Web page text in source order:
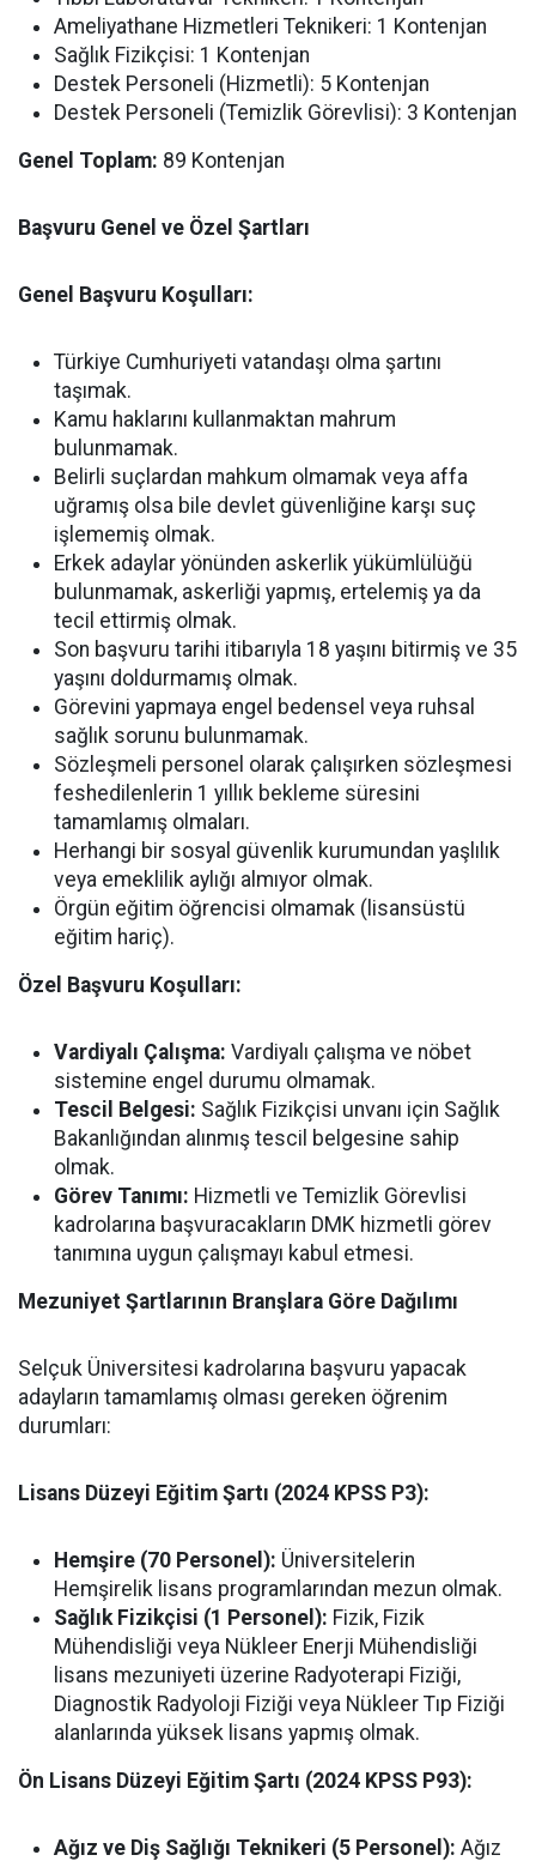
Ameliyathane Hizmetleri Teknikeri: 1 Kontenjan
Sağlık Fizikçisi: 1 Kontenjan
Destek Personeli (Hizmetli): 5 Kontenjan
Destek Personeli (Temizlik Görevlisi): 3 Kontenjan
Genel Toplam: 89 Kontenjan
Başvuru Genel ve Özel Şartları
Genel Başvuru Koşulları:
Türkiye Cumhuriyeti vatandaşı olma şartını
taşımak.
Kamu haklarını kullanmaktan mahrum
bulunmamak.
Belirli suçlardan mahkum olmamak veya affa
uğramış olsa bile devlet güvenliğine karşı suç
işlememiş olmak.
Erkek adaylar yönünden askerlik yükümlülüğü
bulunmamak, askerliği yapmış, ertelemiş ya da
tecil ettirmiş olmak.
Son başvuru tarihi itibarıyla 18 yaşını bitirmiş ve 35
yaşını doldurmamış olmak.
Görevini yapmaya engel bedensel veya ruhsal
sağlık sorunu bulunmamak.
Sözleşmeli personel olarak çalışırken sözleşmesi
feshedilenlerin 1 yıllık bekleme süresini
tamamlamış olmaları.
Herhangi bir sosyal güvenlik kurumundan yaşlılık
veya emeklilik aylığı almıyor olmak.
Örgün eğitim öğrencisi olmamak (lisansüstü
eğitim hariç).
Özel Başvuru Koşulları:
Vardiyalı Çalışma: Vardiyalı çalışma ve nöbet
sistemine engel durumu olmamak.
Tescil Belgesi: Sağlık Fizikçisi unvanı için Sağlık
Bakanlığından alınmış tescil belgesine sahip
olmak.
Görev Tanımı: Hizmetli ve Temizlik Görevlisi
kadrolarına başvuracakların DMK hizmetli görev
tanımına uygun çalışmayı kabul etmesi.
Mezuniyet Şartlarının Branşlara Göre Dağılımı
Selçuk Üniversitesi kadrolarına başvuru yapacak
adayların tamamlamış olması gereken öğrenim
durumları:
Lisans Düzeyi Eğitim Şartı (2024 KPSS P3):
Hemşire (70 Personel): Üniversitelerin
Hemşirelik lisans programlarından mezun olmak.
Sağlık Fizikçisi (1 Personel): Fizik, Fizik
Mühendisliği veya Nükleer Enerji Mühendisliği
lisans mezuniyeti üzerine Radyoterapi Fiziği,
Diagnostik Radyoloji Fiziği veya Nükleer Tıp Fiziği
alanlarında yüksek lisans yapmış olmak.
Ön Lisans Düzeyi Eğitim Şartı (2024 KPSS P93):
Ağız ve Diş Sağlığı Teknikeri (5 Personel): Ağız